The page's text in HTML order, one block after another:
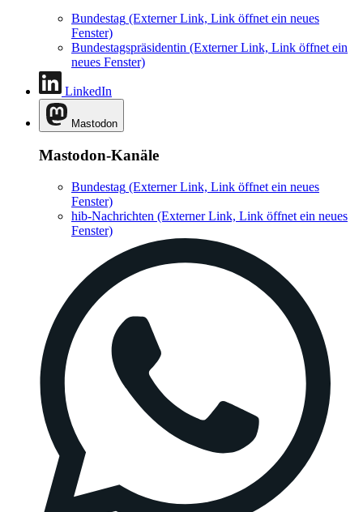
Bundestag (Externer Link, Link öffnet ein neues
Fenster)
Bundestagspräsidentin (Externer Link, Link öffnet ein
neues Fenster)
LinkedIn
Mastodon
Mastodon-Kanäle
Bundestag (Externer Link, Link öffnet ein neues
Fenster)
hib-Nachrichten (Externer Link, Link öffnet ein neues
Fenster)